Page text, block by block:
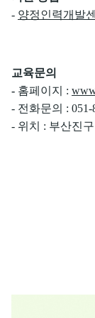
- 양정인력개발
교육문의
- 홈페이지 :
- 전화문의 : 051-
- 위치 : 부산진